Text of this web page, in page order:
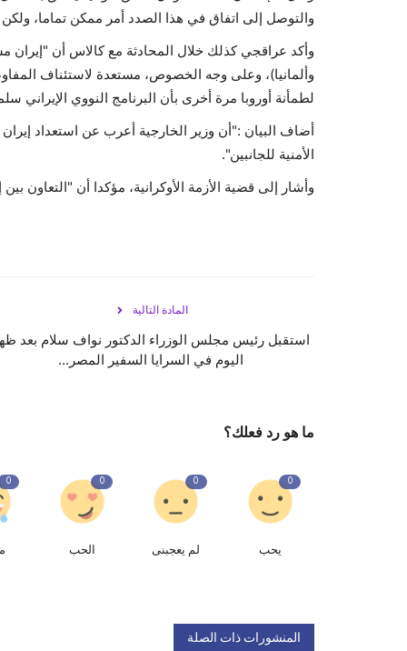
والتوصل إلى اتفاق في هذا الصدد أمر ممكن تماما،
وأكد عراقجي كذلك خلال المحادثة مع كالاس أن "إيران
وألمانيا)، وعلى وجه الخصوص، مستعدة لاستئناف
لطمأنة أوروبا مرة أخرى بأن البرنامج النووي الإيراني
أضاف البيان :"أن وزير الخارجية أعرب عن استعداد
الأمنية للجانبين".
وأشار إلى قضية الأزمة الأوكرانية، مؤكدا أن "التعاون
المادة التالية
استقبل رئيس مجلس الوزراء الدكتور نواف سلام بعد
اليوم في السرايا السفير المصر...
ما هو رد فعلك؟
0
يحب
0
لم يعجبنى
0
الحب
0
المنشورات ذات الصلة